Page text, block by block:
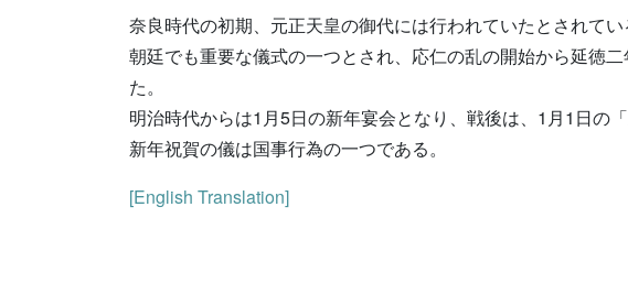
奈良時代の初期、元正天皇の御代には行われていたとされてい
朝廷でも重要な儀式の一つとされ、応仁の乱の開始から延徳
た。
明治時代からは1月5日の新年宴会となり、戦後は、1月1日の
新年祝賀の儀は国事行為の一つである。
[English Translation]